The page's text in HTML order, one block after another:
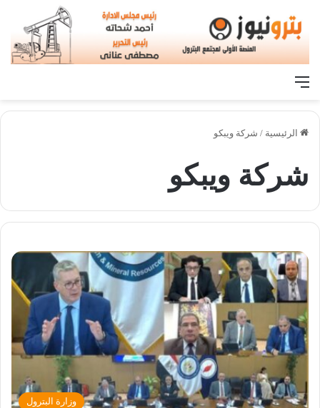
القائمة
الرئيسية / شركة ويبكو
شركة ويبكو
وزارة البترول